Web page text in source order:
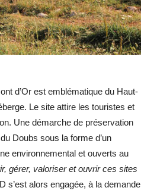
d’Or est emblématique du Haut-
Le site attire les touristes et
Une démarche de préservation
Doubs sous la forme d’un
environnemental et ouverts au
gérer, valoriser et ouvrir ces sites
s’est alors engagée, à la demande